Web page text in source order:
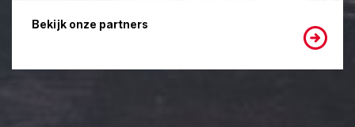
Bekijk onze partners